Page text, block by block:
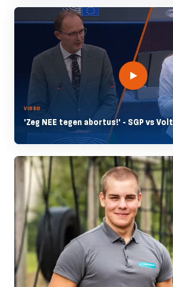
VIDEO
'Zeg NEE tegen abortus!' - SGP vs Volt